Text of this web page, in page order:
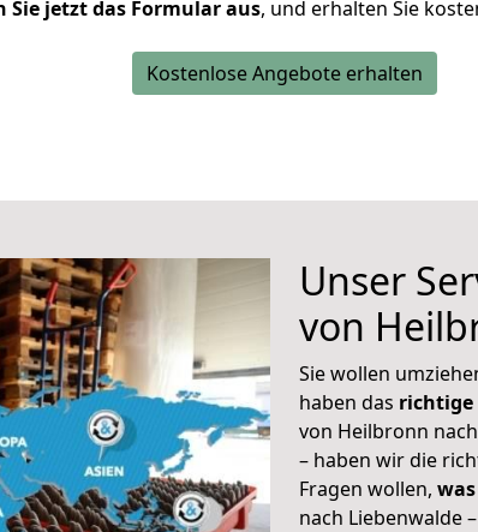
Sie jetzt das Formular aus, und erhalten Sie
Kostenlose Angebote erhalten
Unser
von
Sie wollen
haben das richtige
von Heilbronn
– haben wir die
Fragen wollen,
nach Liebenwalde